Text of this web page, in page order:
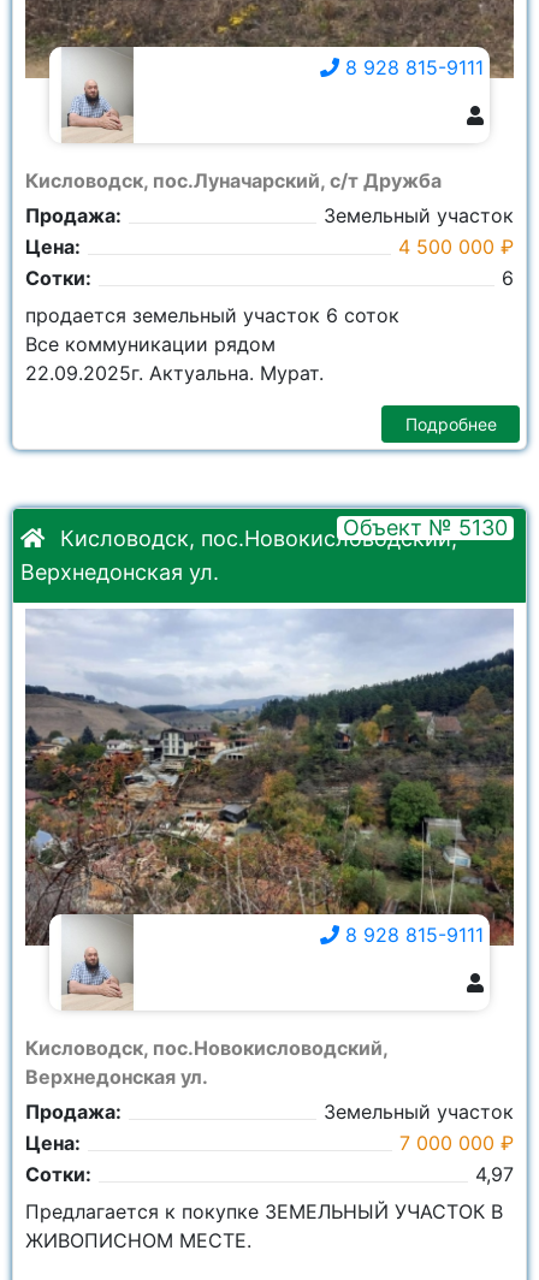
Кисловодск, пос.Луначарский, с/т Дружба
Продажа:
Земельный участок
Цена:
4 500 000 ₽
Сотки:
6
8 928 815-9111
продается земельный участок 6 соток
Все коммуникации рядом
22.09.2025г. Актуальна. Мурат.
Подробнее
Кисловодск, пос.Новокисловодский,
Верхнедонская ул.
Объект № 5130
Кисловодск, пос.Новокисловодский,
Верхнедонская ул.
Продажа:
Земельный участок
Цена:
7 000 000 ₽
Сотки:
4,97
8 928 815-9111
Пpедлaгaетcя к покупке ЗЕМЕЛЬНЫЙ УЧАСТОК В
ЖИВОПИСНОМ МЕСТЕ.